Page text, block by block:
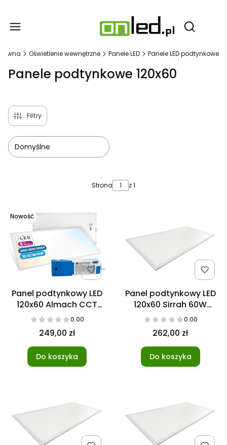
Otwórz
Oświetlenie wewnętrzne Panele LED Panele LED podtynkowe
Panele podtynkowe 120x60
Filtry
Domyślne
Strona z 1
Nowość
Panel podtynkowy LED
120x60 Almach CCT
38/42/46/50W
3000/4000/5000K
0.00
249,00 zł
Do koszyka
Panel podtynkowy LED
120x60 Sirrah 60W
3000K0.00
262,00 zł
Do koszyka